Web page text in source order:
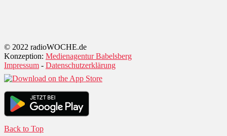
© 2022 radioWOCHE.de
Konzeption: Medienagentur Babelsberg
Impressum - Datenschutzerklärung
Back to Top